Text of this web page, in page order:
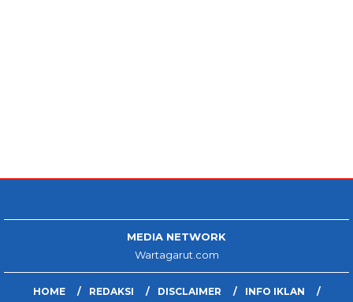
MEDIA NETWORK
Wartagarut.com
HOME REDAKSI DISCLAIMER INFO IKLAN